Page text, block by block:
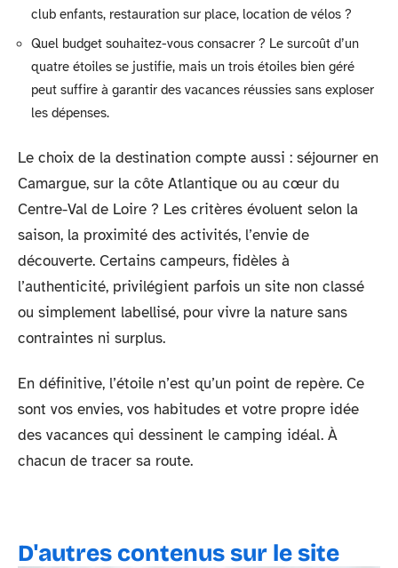
club enfants, restauration sur place, location de vélos ?
Quel budget souhaitez-vous consacrer ? Le surcoût d’un
quatre étoiles se justifie, mais un trois étoiles bien géré
peut suffire à garantir des vacances réussies sans exploser
les dépenses.
Le choix de la destination compte aussi : séjourner en
Camargue, sur la côte Atlantique ou au cœur du
Centre-Val de Loire ? Les critères évoluent selon la
saison, la proximité des activités, l’envie de
découverte. Certains campeurs, fidèles à
l’authenticité, privilégient parfois un site non classé
ou simplement labellisé, pour vivre la nature sans
contraintes ni surplus.
En définitive, l’étoile n’est qu’un point de repère. Ce
sont vos envies, vos habitudes et votre propre idée
des vacances qui dessinent le camping idéal. À
chacun de tracer sa route.
D'autres contenus sur le site